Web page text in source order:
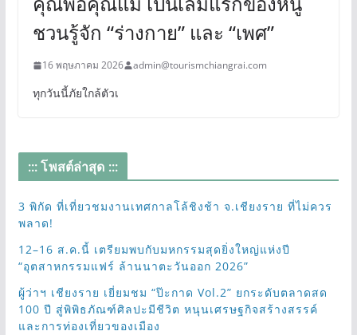
ชวนรู้จัก “ร่างกาย” และ “เพศ”
16 พฤษภาคม 2026 admin@tourismchiangrai.com
ทุกวันนี้ภัยใกล้ตัวเ
::: โพสต์ล่าสุด :::
3 พิกัด ที่เที่ยวชมงานเทศกาลโล้ชิงช้า จ.เชียงราย ที่ไม่ควร
พลาด!
12–16 ส.ค.นี้ เตรียมพบกับมหกรรมสุดยิ่งใหญ่แห่งปี
“อุตสาหกรรมแฟร์ ล้านนาตะวันออก 2026”
ผู้ว่าฯ เชียงราย เยี่ยมชม “ป๊ะกาด Vol.2” ยกระดับตลาดสด
100 ปี สู่พิพิธภัณฑ์ศิลปะมีชีวิต หนุนเศรษฐกิจสร้างสรรค์
และการท่องเที่ยวของเมือง